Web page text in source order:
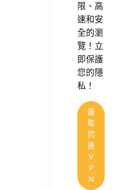
限、高
速和安
全的瀏
覽！立
即保護
您的隱
私！
獲
取
閃
連
V
P
N